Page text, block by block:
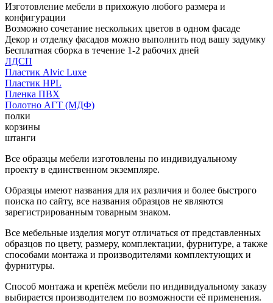
Изготовление мебели в прихожую любого размера и
конфигурации
Возможно сочетание нескольких цветов в одном фасаде
Декор и отделку фасадов можно выполнить под вашу задумку
Бесплатная сборка в течение 1-2 рабочих дней
ЛДСП
Пластик Alvic Luxe
Пластик HPL
Пленка ПВХ
Полотно АГТ (МДФ)
полки
корзины
штанги
Все образцы мебели изготовлены по индивидуальному
проекту в единственном экземпляре.
Образцы имеют названия для их различия и более быстрого
поиска по сайту, все названия образцов не являются
зарегистрированным товарным знаком.
Все мебельные изделия могут отличаться от представленных
образцов по цвету, размеру, комплектации, фурнитуре, а также
способами монтажа и производителями комплектующих и
фурнитуры.
Способ монтажа и крепёж мебели по индивидуальному заказу
выбирается производителем по возможности её применения.